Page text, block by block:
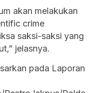
akan melakukan
crime
saksi-saksi yang
jelasnya.
pada Laporan